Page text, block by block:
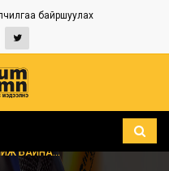
байршуулах
БАЙНА...